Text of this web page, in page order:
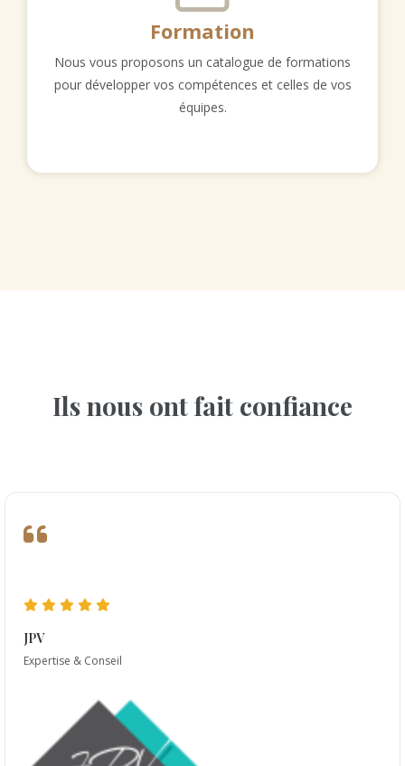
Formation
Nous vous proposons un catalogue de formations
pour développer vos compétences et celles de vos
équipes.
Ils nous ont fait confiance
JPV
Expertise & Conseil